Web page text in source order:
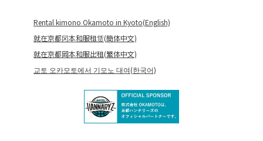
Rental kimono Okamoto in Kyoto(English)
就在京都冈本和服租赁(簡体中文)
就在京都岡本和服出租(繁体中文)
교토 오카모토에서 기모노 대여(한국어)